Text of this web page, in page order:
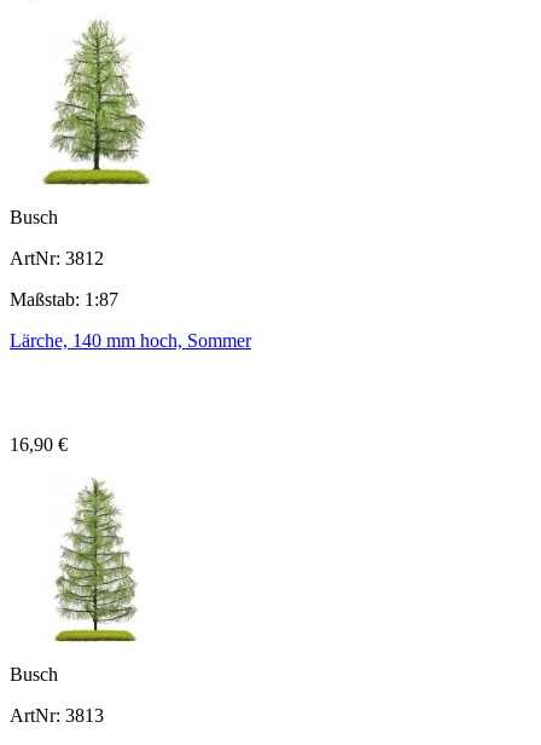
Busch
ArtNr: 3812
Maßstab: 1:87
Lärche, 140 mm hoch, Sommer
16,90 €
Busch
ArtNr: 3813